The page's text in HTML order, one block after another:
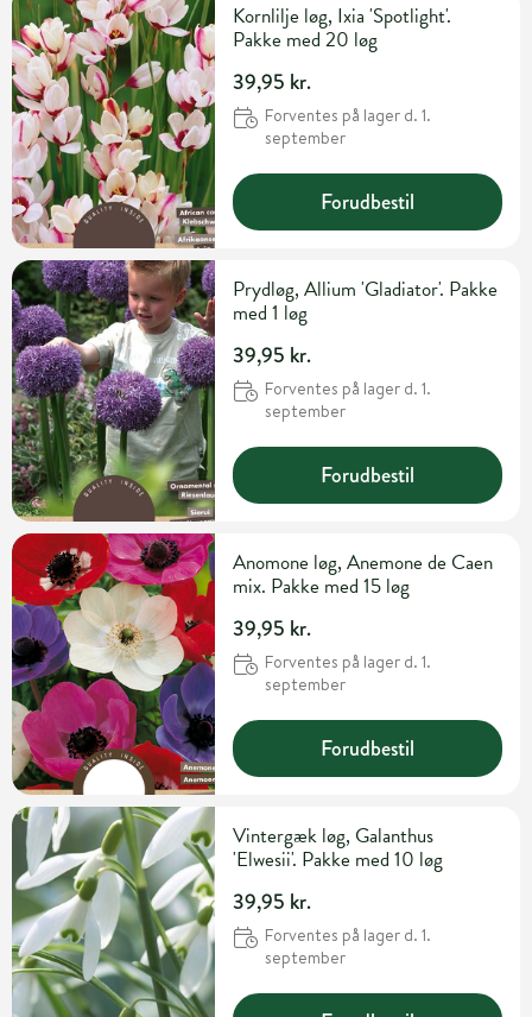
Kornlilje løg, Ixia 'Spotlight'.
Pakke med 20 løg
39,95 kr.
Forventes på lager d. 1.
september
Forudbestil
Prydløg, Allium 'Gladiator'. Pakke
med 1 løg
39,95 kr.
Forventes på lager d. 1.
september
Forudbestil
Anomone løg, Anemone de Caen
mix. Pakke med 15 løg
39,95 kr.
Forventes på lager d. 1.
september
Forudbestil
Vintergæk løg, Galanthus
'Elwesii'. Pakke med 10 løg
39,95 kr.
Forventes på lager d. 1.
september